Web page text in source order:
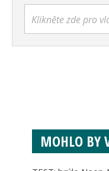
Klikněte zde pro
MOHLO BY